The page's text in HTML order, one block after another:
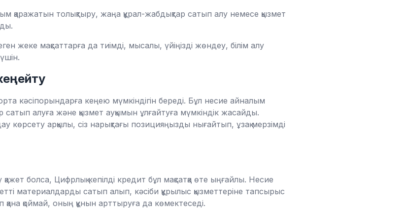
қаражатын толықтыру, жаңа құрал-жабдықтар сатып алу немесе қызмет
жеке мақсаттарға да тиімді, мысалы, үйіңізді жөндеу, білім алу
кәсіпорындарға кеңею мүмкіндігін береді. Бұл несие айналым
алуға және қызмет ауқымын ұлғайтуға мүмкіндік жасайды.
көрсету арқылы, сіз нарықтағы позицияңызды нығайтып, ұзақ мерзімді
болса, Цифрлық кепілді кредит бұл мақсатқа өте ыңғайлы. Несие
материалдарды сатып алып, кәсіби құрылыс қызметтеріне тапсырыс
қана қоймай, оның құнын арттыруға да көмектеседі.